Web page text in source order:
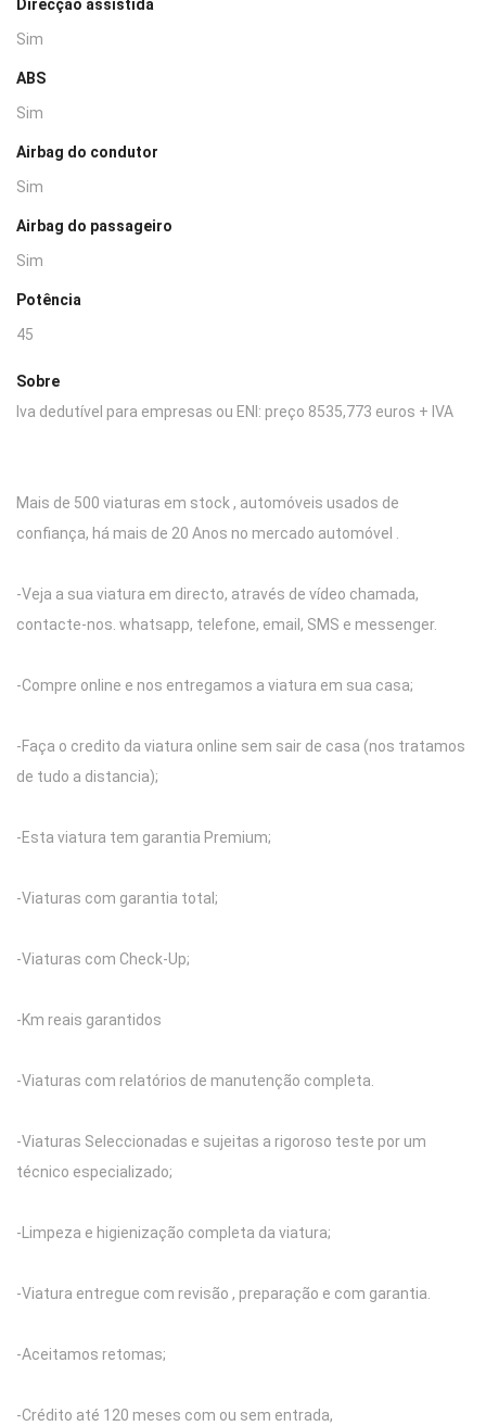
Direcção assistida
Sim
ABS
Sim
Airbag do condutor
Sim
Airbag do passageiro
Sim
Potência
45
Sobre
Iva dedutível para empresas ou ENI: preço 8535,773 euros + IVA
Mais de 500 viaturas em stock , automóveis usados de
confiança, há mais de 20 Anos no mercado automóvel .
-Veja a sua viatura em directo, através de vídeo chamada,
contacte-nos. whatsapp, telefone, email, SMS e messenger.
-Compre online e nos entregamos a viatura em sua casa;
-Faça o credito da viatura online sem sair de casa (nos tratamos
de tudo a distancia);
-Esta viatura tem garantia Premium;
-Viaturas com garantia total;
-Viaturas com Check-Up;
-Km reais garantidos
-Viaturas com relatórios de manutenção completa.
-Viaturas Seleccionadas e sujeitas a rigoroso teste por um
técnico especializado;
-Limpeza e higienização completa da viatura;
-Viatura entregue com revisão , preparação e com garantia.
-Aceitamos retomas;
-Crédito até 120 meses com ou sem entrada,